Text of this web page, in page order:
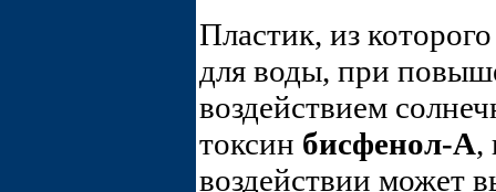
Пластик, из
для воды, при
воздействием
токсин бисфенол-А,
воздействии может